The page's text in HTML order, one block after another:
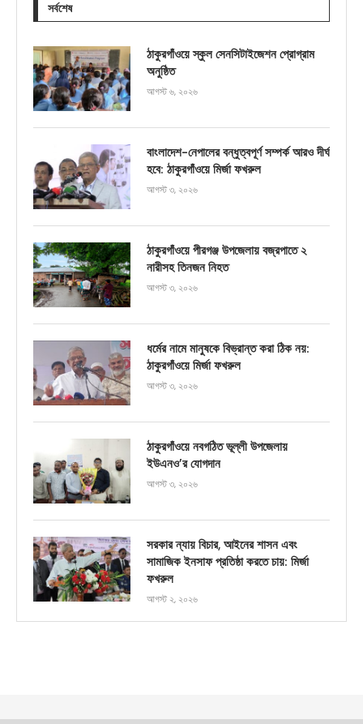
সর্বশেষ
ঠাকুরগাঁওয়ে স্কুল সেনসিটাইজেশন প্রোগ্রাম
অনুষ্ঠিত
আগস্ট ৬, ২০২৬
বাংলাদেশ-নেপালের বন্ধুত্বপূর্ণ সম্পর্ক আরও দীর্ঘ
হবে: ঠাকুরগাঁওয়ে মির্জা ফখরুল
আগস্ট ৩, ২০২৬
ঠাকুরগাঁওয়ে পীরগঞ্জ উপজেলায় বজ্রপাতে ২
নারীসহ তিনজন নিহত
আগস্ট ৩, ২০২৬
ধর্মের নামে মানুষকে বিভ্রান্ত করা ঠিক নয়:
ঠাকুরগাঁওয়ে মির্জা ফখরুল
আগস্ট ৩, ২০২৬
ঠাকুরগাঁওয়ে নবগঠিত ভূল্লী উপজেলায়
ইউএনও’র যোগদান
আগস্ট ৩, ২০২৬
সরকার ন্যায় বিচার, আইনের শাসন এবং
সামাজিক ইনসাফ প্রতিষ্ঠা করতে চায়: মির্জা
ফখরুল
আগস্ট ২, ২০২৬